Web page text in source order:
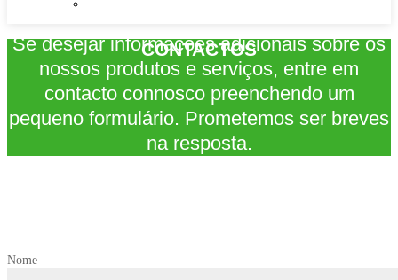
CONTACTOS
Se desejar informações adicionais sobre os
nossos produtos e serviços, entre em
contacto connosco preenchendo um
pequeno formulário. Prometemos ser breves
na resposta.
Nome